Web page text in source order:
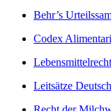
Behr’s
Codex
Leitsätze